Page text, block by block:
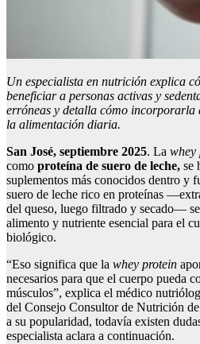
Un especialista en nutrición explica
beneficiar a personas activas y
erróneas y detalla cómo incorporarla
la alimentación diaria.
San José, septiembre 2025. La whey
como proteína de suero de leche, se
suplementos más conocidos dentro y
suero de leche rico en proteínas
del queso, luego filtrado y secado—
alimento y nutriente esencial para el
biológico.
“Eso significa que la whey protein
necesarios para que el cuerpo pueda
músculos”, explica el médico
del Consejo Consultor de Nutrición
a su popularidad, todavía existen
especialista aclara a continuación.